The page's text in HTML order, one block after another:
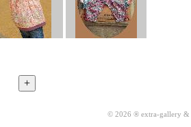
© 2026 ® extra-gallery &